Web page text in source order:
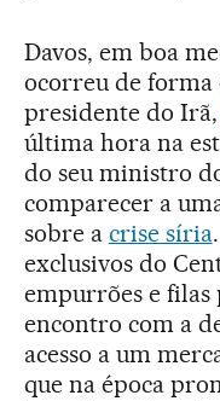
Davos, em boa
ocorreu de forma
presidente do Irã,
última hora na
do seu ministro
comparecer a
sobre a crise síria
exclusivos do
empurrões e filas
encontro com a
acesso a um
que na época